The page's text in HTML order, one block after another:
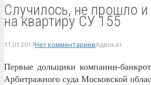
Случилось, не прошло и
на квартиру СУ 155
11.01.2017Нет комментариевАдвокат
Первые дольщики компании-
Арбитражного суда Московской